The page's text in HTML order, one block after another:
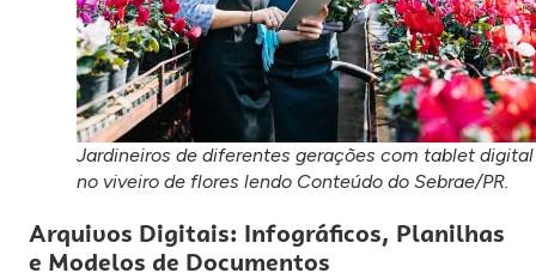
Jardineiros de diferentes gerações com tablet digital
no viveiro de flores lendo Conteúdo do Sebrae/PR.
Arquivos Digitais: Infográficos, Planilhas
e Modelos de Documentos